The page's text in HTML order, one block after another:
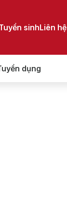
sinhLiên hệ
dụng